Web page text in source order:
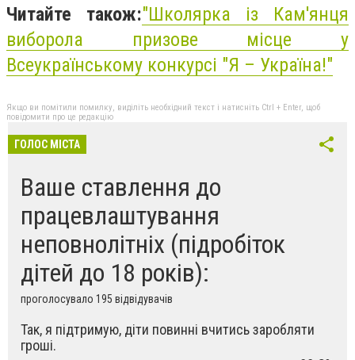
Читайте також:"Школярка із Кам'янця
виборола призове місце у
Всеукраїнському конкурсі "Я – Україна!"
Якщо ви помітили помилку, виділіть необхідний текст і натисніть Ctrl + Enter, щоб
повідомити про це редакцію
ГОЛОС МІСТА
Ваше ставлення до
працевлаштування
неповнолітніх (підробіток
дітей до 18 років):
проголосувало 195 відвідувачів
Так, я підтримую, діти повинні вчитись заробляти
гроші.